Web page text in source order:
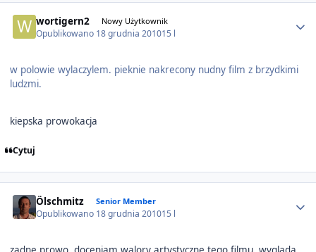
wortigern2 Nowy Użytkownik
Opublikowano 18 grudnia 201015 l
w polowie wylaczylem. pieknie nakrecony nudny film z brzydkimi
ludzmi.
kiepska prowokacja
Cytuj
Ölschmitz Senior Member
Opublikowano 18 grudnia 201015 l